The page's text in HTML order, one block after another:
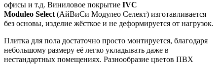
офисы и т.д. Виниловое покрытие IVC
Moduleo Select (АйВиСи Модулео Селект) изготавливается
без основы, изделие жёсткое и не деформируется от нагрузок.
Плитка для пола достаточно просто монтируется, благодаря
небольшому размеру её легко укладывать даже в
нестандартных помещениях. Разнообразие цветов ПВХ